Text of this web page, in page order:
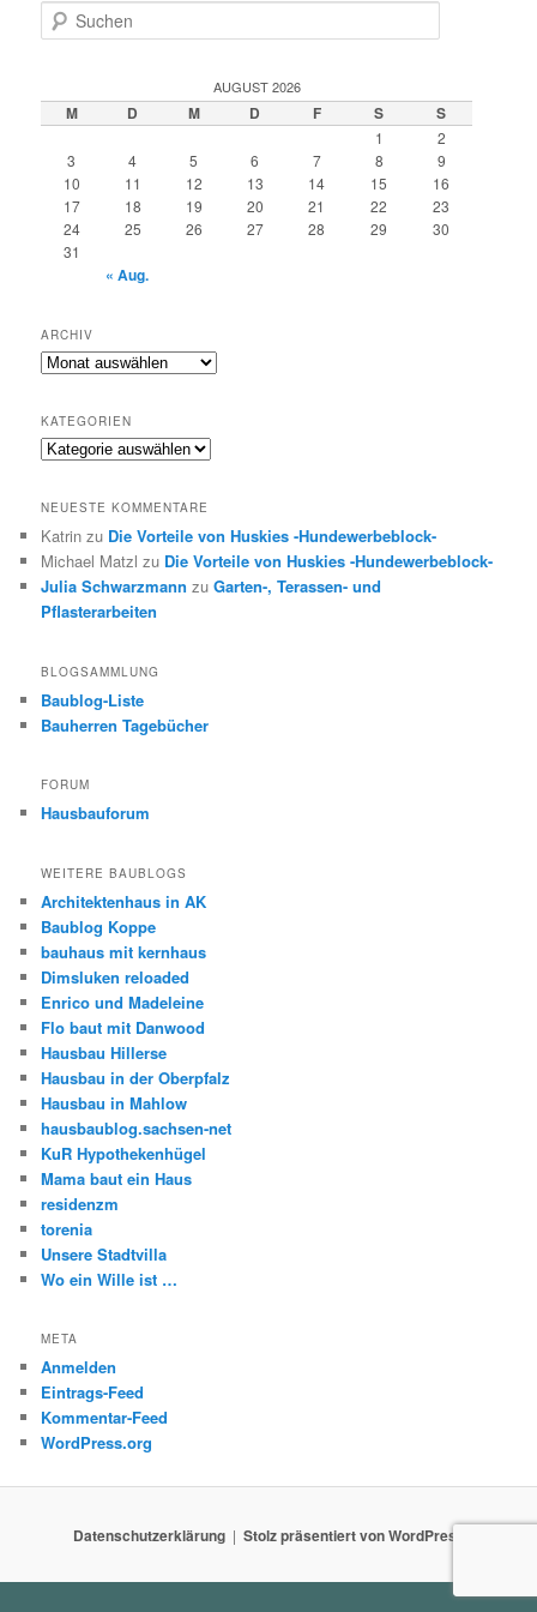
u
e
n
AUGUST 2026
M D M D F S S
1
2
3
4 5 6 7 8
9
10
11 12 13 14 15
16
17
18 19 20 21 22
23
24
25 26 27 28 29
30
31
« Aug.
ARCHIV
Archiv
KATEGORIEN
Kategorien
NEUESTE KOMMENTARE
Katrin zu Die Vorteile von Huskies -Hundewerbeblock-
Michael Matzl zu Die Vorteile von Huskies -Hundewerbeblock-
Julia Schwarzmann zuGarten-, Terassen- und
Pflasterarbeiten
BLOGSAMMLUNG
Baublog-Liste
Bauherren Tagebücher
FORUM
Hausbauforum
WEITERE BAUBLOGS
Architektenhaus in AK
Baublog Koppe
bauhaus mit kernhaus
Dimsluken reloaded
Enrico und Madeleine
Flo baut mit Danwood
Hausbau Hillerse
Hausbau in der Oberpfalz
Hausbau in Mahlow
hausbaublog.sachsen-net
KuR Hypothekenhügel
Mama baut ein Haus
residenzm
torenia
Unsere Stadtvilla
Wo ein Wille ist …
META
Anmelden
Eintrags-Feed
Kommentar-Feed
WordPress.org
Datenschutzerklärung Stolz präsentiert von WordPress